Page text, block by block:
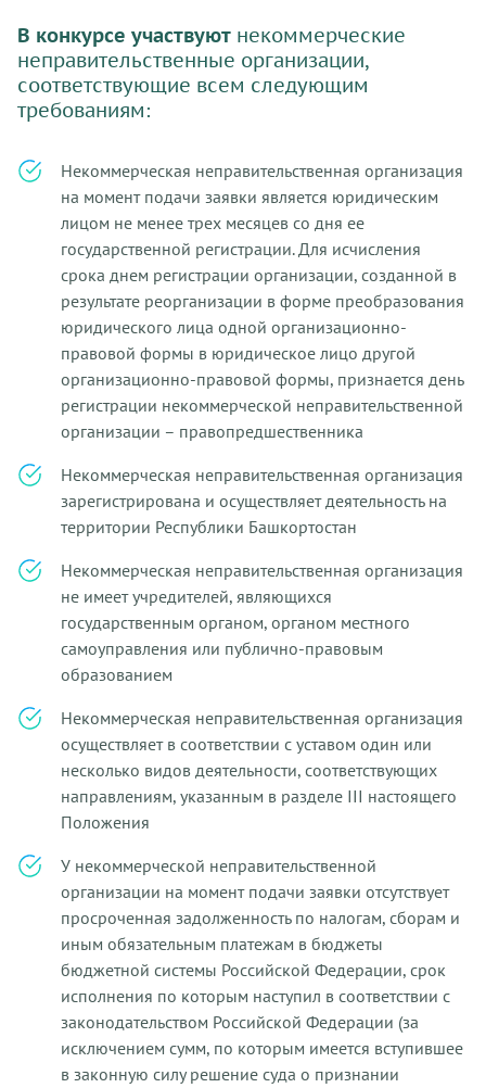
В конкурсе участвуют некоммерческие
неправительственные организации,
соответствующие всем следующим
требованиям:
Некоммерческая неправительственная организация
на момент подачи заявки является юридическим
лицом не менее трех месяцев со дня ее
государственной регистрации. Для исчисления
срока днем регистрации организации, созданной в
результате реорганизации в форме преобразования
юридического лица одной организационно-
правовой формы в юридическое лицо другой
организационно-правовой формы, признается день
регистрации некоммерческой неправительственной
организации – правопредшественника
Некоммерческая неправительственная организация
зарегистрирована и осуществляет деятельность на
территории Республики Башкортостан
Некоммерческая неправительственная организация
не имеет учредителей, являющихся
государственным органом, органом местного
самоуправления или публично-правовым
образованием
Некоммерческая неправительственная организация
осуществляет в соответствии с уставом один или
несколько видов деятельности, соответствующих
направлениям, указанным в разделе III настоящего
Положения
У некоммерческой неправительственной
организации на момент подачи заявки отсутствует
просроченная задолженность по налогам, сборам и
иным обязательным платежам в бюджеты
бюджетной системы Российской Федерации, срок
исполнения по которым наступил в соответствии с
законодательством Российской Федерации (за
исключением сумм, по которым имеется вступившее
в законную силу решение суда о признании